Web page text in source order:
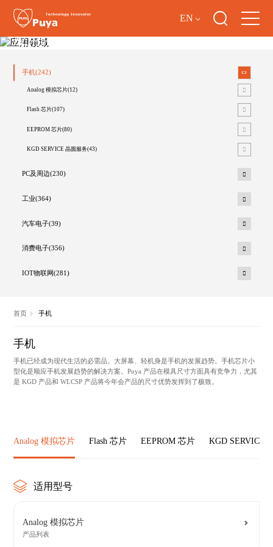
EN
应用领域
手机(242)
Analog 模拟芯片(12)
Flash 芯片(107)
EEPROM 芯片(80)
KGD SERVICE 晶圆服务(43)
PC及周边(230)
工业(364)
汽车电子(39)
消费电子(356)
IOT物联网(281)
首页 手机
手机
手机已经成为现代生活的必需品。大屏幕、轻机身是手机的发展趋势。手机芯片小
型化是顺应手机发展趋势的解决方案。Puya 产品在模具尺寸方面具有竞争力，尤其
是 KGD 产品和 WLCSP 产品将今年会产品的尺寸优势发挥到了极致。
Analog 模拟芯片 Flash 芯片 EEPROM 芯片 KGD SERVICE
适用型号
Analog 模拟芯片
产品列表